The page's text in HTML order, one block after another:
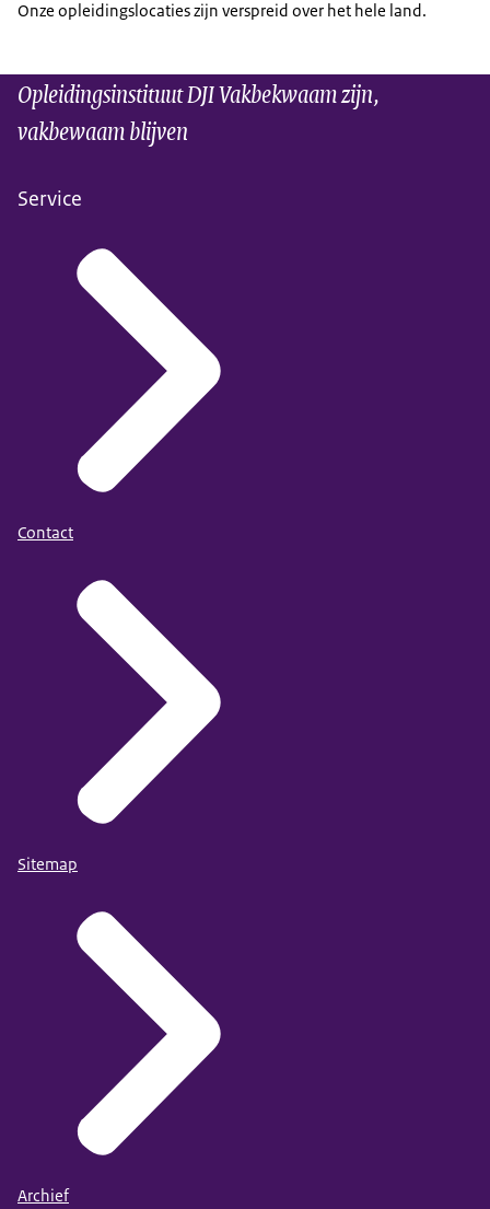
Onze opleidingslocaties zijn verspreid over het hele land.
Opleidingsinstituut DJI Vakbekwaam zijn,
vakbewaam blijven
Service
Contact
Sitemap
Archief